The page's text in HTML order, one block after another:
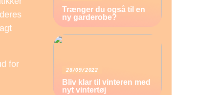
for
Trænger du også til en
ny garderobe?
28/09/2022
Bliv klar til vinteren med
nyt vintertøj